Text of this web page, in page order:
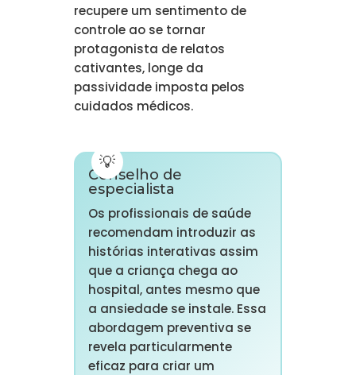
recupere um sentimento de
controle ao se tornar
protagonista de relatos
cativantes, longe da
passividade imposta pelos
cuidados médicos.
Conselho de
especialista
Os profissionais de saúde
recomendam introduzir as
histórias interativas assim
que a criança chega ao
hospital, antes mesmo que
a ansiedade se instale. Essa
abordagem preventiva se
revela particularmente
eficaz para criar um